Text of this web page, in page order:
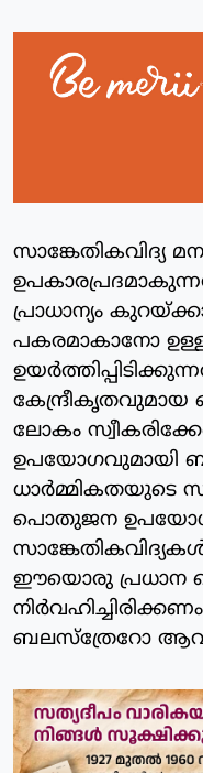
സാങ്കേതികവിദ്യ
പ്രാധാന്യം
പകരമാകാനോ
ലോകം
ഉപയോഗവുമായി
ധാര്‍മ്മികതയുടെ
പൊതുജന
ഈയൊരു പ്രധാന
ബലസ്‌ത്രേറോ